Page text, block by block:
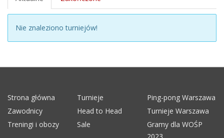
Nie znaleziono turniejów!
Strona główna Turnieje
Ping-pong Warszawa
Zawodnicy
Head to Head
Turnieje Warszawa
Treningi i obozy
Sale
Gramy dla WOŚP